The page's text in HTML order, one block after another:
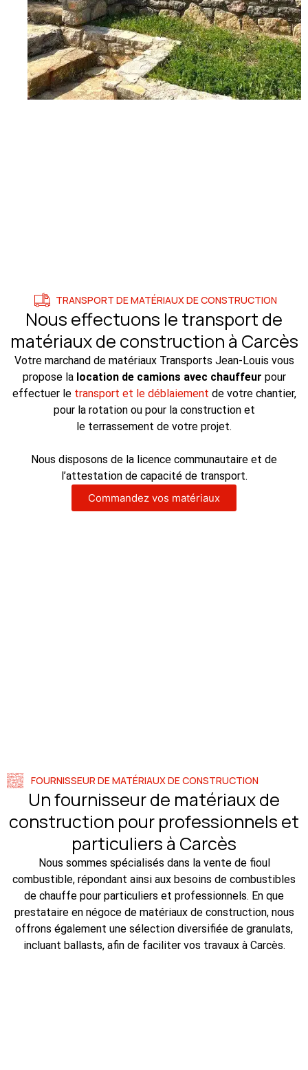
TRANSPORT DE MATÉRIAUX DE CONSTRUCTION
Nous effectuons le transport de
matériaux de construction à Carcès
Votre marchand de matériaux Transports Jean-Louis vous
propose la location de camions avec chauffeur pour
effectuer le transport et le déblaiement de votre chantier,
pour la rotation ou pour la construction et
le terrassement de votre projet.
Nous disposons de la licence communautaire et de
l’attestation de capacité de transport.
Commandez vos matériaux
FOURNISSEUR DE MATÉRIAUX DE CONSTRUCTION
Un fournisseur de matériaux de
construction pour professionnels et
particuliers à Carcès
Nous sommes spécialisés dans la vente de fioul
combustible, répondant ainsi aux besoins de combustibles
de chauffe pour particuliers et professionnels. En que
prestataire en négoce de matériaux de construction, nous
offrons également une sélection diversifiée de granulats,
incluant ballasts, afin de faciliter vos travaux à Carcès.